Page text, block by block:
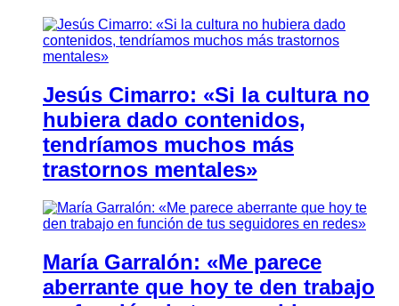
Jesús Cimarro: «Si la cultura no
hubiera dado contenidos,
tendríamos muchos más
trastornos mentales»
María Garralón: «Me parece
aberrante que hoy te den trabajo